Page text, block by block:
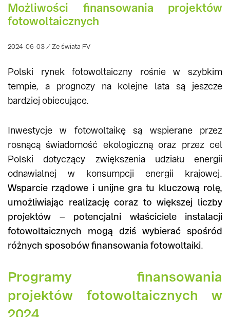
Możliwości finansowania projektów
fotowoltaicznych
2024-06-03 / Ze świata PV
Polski rynek fotowoltaiczny rośnie w szybkim
tempie, a prognozy na kolejne lata są jeszcze
bardziej obiecujące.
Inwestycje w fotowoltaikę są wspierane przez
rosnącą świadomość ekologiczną oraz przez cel
Polski dotyczący zwiększenia udziału energii
odnawialnej w konsumpcji energii krajowej.
Wsparcie rządowe i unijne gra tu kluczową rolę,
umożliwiając realizację coraz to większej liczby
projektów – potencjalni właściciele instalacji
fotowoltaicznych mogą dziś wybierać spośród
różnych sposobów finansowania fotowoltaiki.
Programy finansowania
projektów fotowoltaicznych w